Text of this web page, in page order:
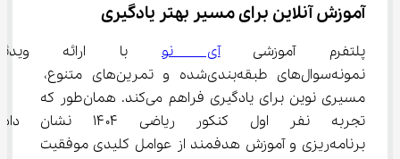
آموزش آنلاین برای مسیر بهتر یادگیری
پلتفرم آموزشی آی نو با ارائه
نمونه‌سوال‌های طبقه‌بندی‌شده و تمرین‌های متنوع،
مسیری نوین برای یادگیری فراهم می‌کند. همان‌طور که
تجربه نفر اول کنکور
برنامه‌ریزی و آموزش هدفمند از عوامل کلیدی موفقیت